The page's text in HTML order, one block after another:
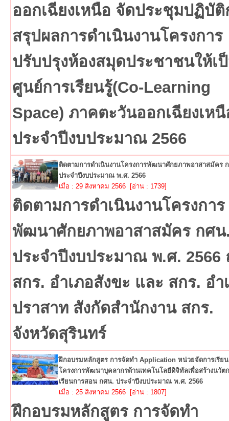
ออกเฉียงเหนือ จัดประชุมปฏิบัติ
สรุปผลการดำเนินงานโครงการ
ปรับปรุงห้องสมุดประชาชนให้เ
ศูนย์การเรียนรู้(Co-Learning
Space) ภาคตะวันออกเฉียงเห
ประจำปีงบประมาณ 2566
ติดตามการดำเนินงานโครงการพัฒนาศักยภาพอาสาสมัคร
ประจำปีงบประมาณ พ.ศ. 2566
เมื่อ : 29 สิงหาคม 2566 [อ่าน : 1739]
ติดตามการดำเนินงานโครงการ
พัฒนาศักยภาพอาสาสมัคร กศน
ประจำปีงบประมาณ พ.ศ.
สกร. อำเภอสังขะ และ สกร. อำ
ปราสาท สังกัดสำนักงาน สกร.
จังหวัดสุรินทร์
ฝึกอบรมหลักสูตร การจัดทำ Application หน่วยจัดการเรีย
โครงการพัฒนาบุคลากรด้านเทคโนโลยีดิจิทัลเพื่อสร้างนวัต
เรียนการสอน กศน. ประจำปีงบประมาณ พ.ศ. 2566
เมื่อ : 25 สิงหาคม 2566 [อ่าน : 1807]
ฝึกอบรมหลักสูตร การจัดทำ